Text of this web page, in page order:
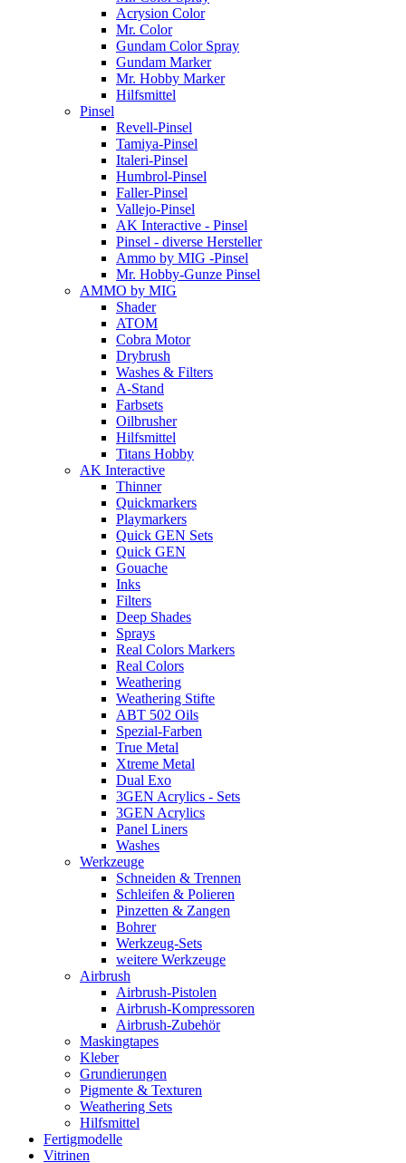
Acrysion Color
Mr. Color
Gundam Color Spray
Gundam Marker
Mr. Hobby Marker
Hilfsmittel
Pinsel
Revell-Pinsel
Tamiya-Pinsel
Italeri-Pinsel
Humbrol-Pinsel
Faller-Pinsel
Vallejo-Pinsel
AK Interactive - Pinsel
Pinsel - diverse Hersteller
Ammo by MIG -Pinsel
Mr. Hobby-Gunze Pinsel
AMMO by MIG
Shader
ATOM
Cobra Motor
Drybrush
Washes & Filters
A-Stand
Farbsets
Oilbrusher
Hilfsmittel
Titans Hobby
AK Interactive
Thinner
Quickmarkers
Playmarkers
Quick GEN Sets
Quick GEN
Gouache
Inks
Filters
Deep Shades
Sprays
Real Colors Markers
Real Colors
Weathering
Weathering Stifte
ABT 502 Oils
Spezial-Farben
True Metal
Xtreme Metal
Dual Exo
3GEN Acrylics - Sets
3GEN Acrylics
Panel Liners
Washes
Werkzeuge
Schneiden & Trennen
Schleifen & Polieren
Pinzetten & Zangen
Bohrer
Werkzeug-Sets
weitere Werkzeuge
Airbrush
Airbrush-Pistolen
Airbrush-Kompressoren
Airbrush-Zubehör
Maskingtapes
Kleber
Grundierungen
Pigmente & Texturen
Weathering Sets
Hilfsmittel
Fertigmodelle
Vitrinen